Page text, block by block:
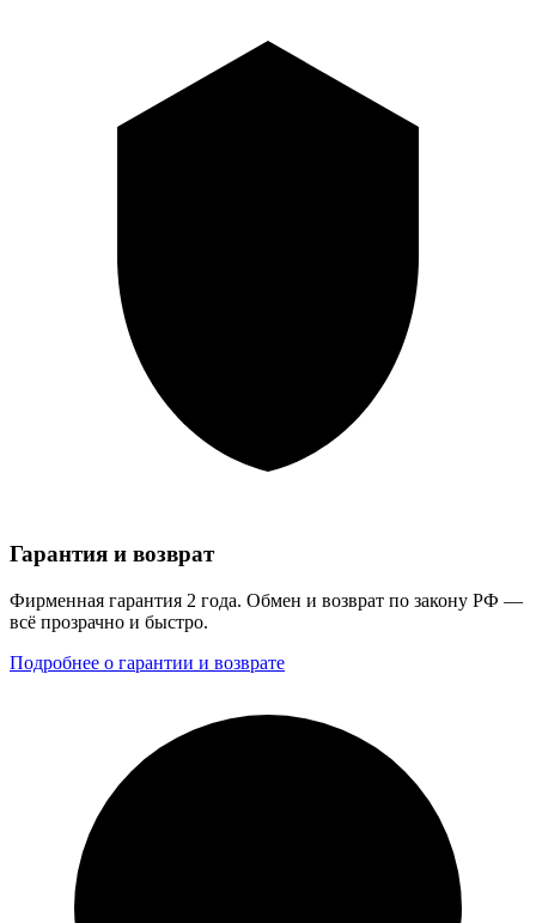
Гарантия и возврат
Фирменная гарантия 2 года. Обмен и возврат по закону РФ —
всё прозрачно и быстро.
Подробнее о гарантии и возврате